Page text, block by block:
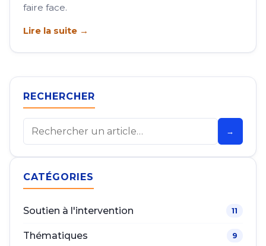
faire face.
Lire la suite →
RECHERCHER
Rechercher
→
CATÉGORIES
Soutien à l'intervention 11
Thématiques 9